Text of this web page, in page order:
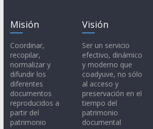
Misión
Coordinar,
recopilar,
normalizar y
difundir los
diferentes
documentos
reproducidos a
partir del
patrimonio
Visión
Ser un servicio
efectivo, dinámico
y moderno que
coadyuve, no sólo
al acceso y
preservación en el
tiempo del
patrimonio
documental